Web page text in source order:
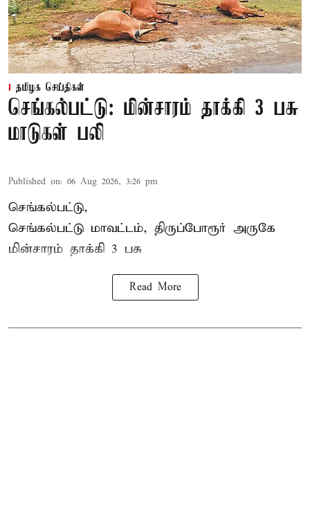
தமிழக செய்திகள்
செங்கல்பட்டு: மின்சாரம் தாக்கி 3 பசு
மாடுகள் பலி
Published on: 06 Aug 2026, 3:26 pm
செங்கல்பட்டு,
செங்கல்பட்டு மாவட்டம், திருப்போரூர் அருகே
மின்சாரம் தாக்கி 3 பசு
Read More